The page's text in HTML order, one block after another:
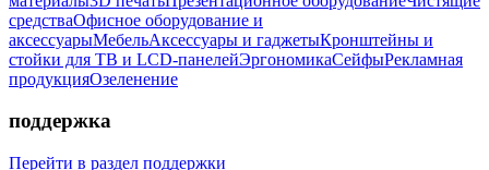
средстваОфисное оборудование и
аксессуарыМебельАксессуары и гаджетыКронштейны и
стойки для ТВ и LCD-панелейЭргономикаСейфыРекламная
продукцияОзеленение
поддержка
Перейти в раздел поддержки